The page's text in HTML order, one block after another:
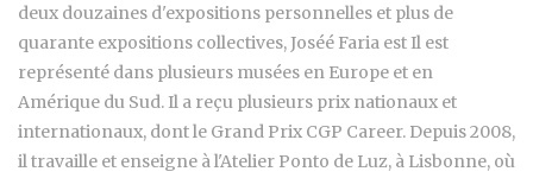
deux douzaines d'expositions personnelles et plus de
quarante expositions collectives, Joséé Faria est Il est
représenté dans plusieurs musées en Europe et en
Amérique du Sud. Il a reçu plusieurs prix nationaux et
internationaux, dont le Grand Prix CGP Career. Depuis 2008,
il travaille et enseigne à l'Atelier Ponto de Luz, à Lisbonne, où